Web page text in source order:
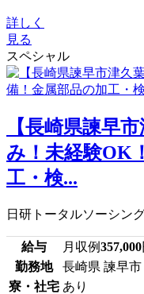
詳しく
見る
スペシャル
【長崎県諫早
み！未経験OK
工・検...
日研トータルソーシン
給与 月収例357,000
勤務地
長崎県 諫早市
寮・社宅 あり